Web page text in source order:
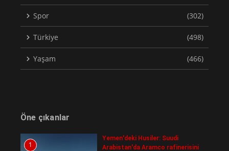
Spor (302)
Türkiye (498)
Yaşam (466)
Öne çıkanlar
1
Yemen'deki Husiler: Suudi
Arabistan'da Aramco rafinerisini